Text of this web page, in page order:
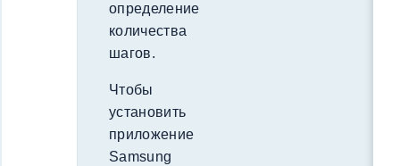
определение
количества
шагов.
Чтобы
установить
приложение
Samsung